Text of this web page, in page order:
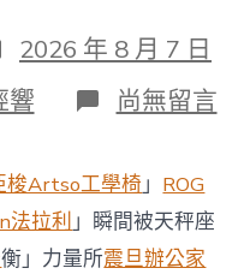
2026 年 8 月 7 日
響 在
〈切
西
8
月
前
去
尚無留言
梭Artso工學椅」 ROG
法拉利」瞬間被天秤座
衡」力量所震旦辦公家